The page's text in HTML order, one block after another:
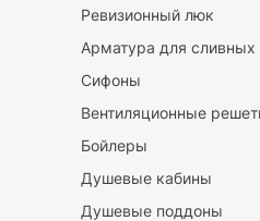
Ревизионный люк
Арматура для сливных
Сифоны
Вентиляционные
Бойлеры
Душевые кабины
Душевые поддоны